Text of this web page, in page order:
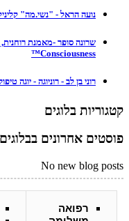
נועה הראל - "נשי.מה"
Consciousness™
רוני בן לב - רוניוגה - יוגה
קטגוריות בלוגים
פוסטים אחרונים בבלוגים
No new blog posts
רפואה